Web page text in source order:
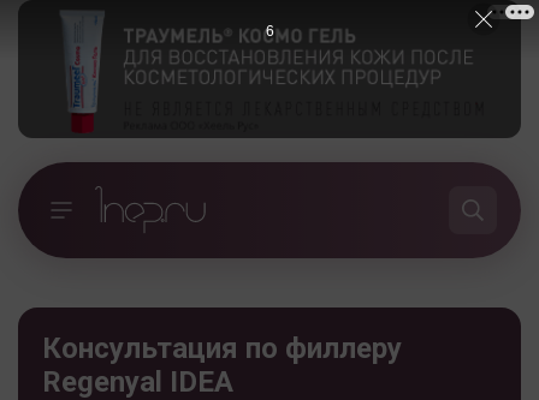
Консультация по филлеру
Regenyal IDEA
5